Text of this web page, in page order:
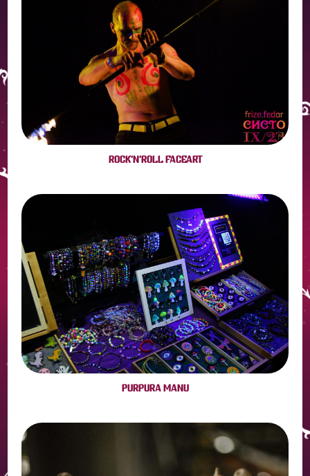
ROCK'N'ROLL FACEART
PURPURA MANU